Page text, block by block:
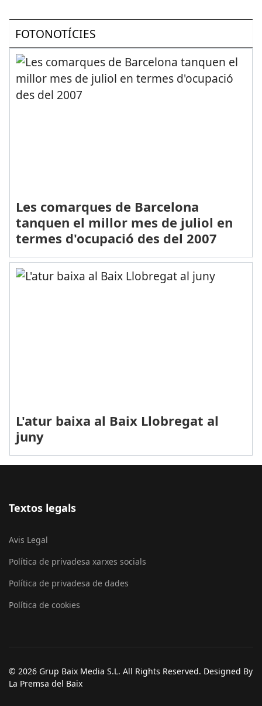
FOTONOTÍCIES
Les comarques de Barcelona
tanquen el millor mes de juliol en
termes d'ocupació des del 2007
L'atur baixa al Baix Llobregat al
juny
Textos legals
Avis Legal
Política de privadesa xarxes socials
Política de privadesa de dades
Política de cookies
© 2026 Grup Baix Media S.L. All Rights Reserved. Designed By
La Premsa del Baix